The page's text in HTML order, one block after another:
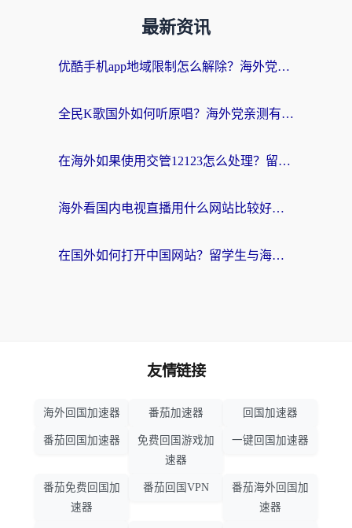
最新资讯
优酷手机app地域限制怎么解除？海外党亲测有效的追剧方案
全民K歌国外如何听原唱？海外党亲测有效的回国加速器选择指南
在海外如果使用交管12123怎么处理？留学生亲测有效的回国加速方案
海外看国内电视直播用什么网站比较好？一篇解决你所有追剧难题的实用指南
在国外如何打开中国网站？留学生与海外华人的无缝访问指南
友情链接
海外回国加速器 番茄加速器 回国加速器
番茄回国加速器
免费回国游戏加
速器
一键回国加速器
番茄免费回国加
速器
番茄回国VPN
番茄海外回国加
速器